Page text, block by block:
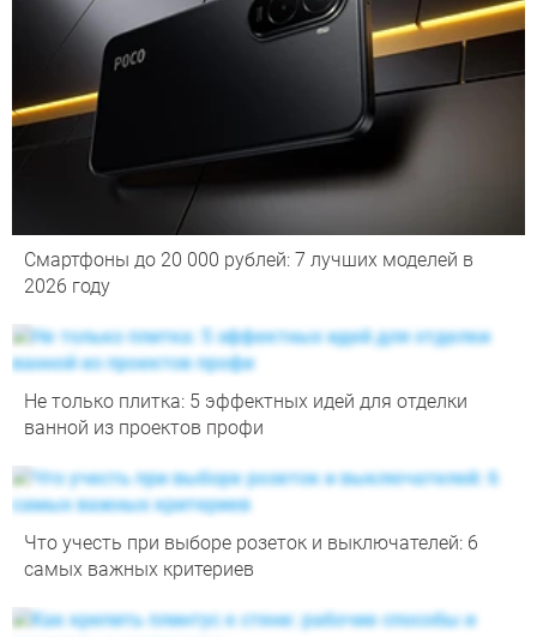
Смартфоны до 20 000 рублей: 7 лучших моделей в
2026 году
Не только плитка: 5 эффектных идей для отделки
ванной из проектов профи
Что учесть при выборе розеток и выключателей: 6
самых важных критериев